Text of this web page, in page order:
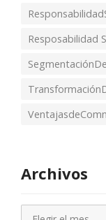
Resposabilidad
Archivos
Archivos